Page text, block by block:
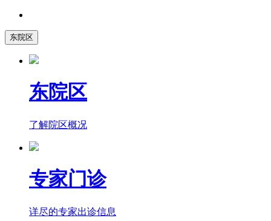
东院区
东院区
了解院区概况
专家门诊
详尽的专家出诊信息